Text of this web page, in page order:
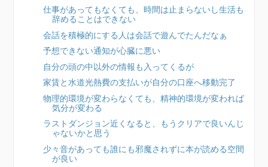
仕事があってもなくても、時間は止まらないし生活も
辞めることはできない
会話を積極的にする人は会話で遊んでたんだなぁ
予想できない通知が心臓に悪い
自分の頭の中以外の情報も入ってくるが
家賃と水道光熱費の支払いが自分の口座へ移動完了
物理的環境が変わらなくても、精神的環境が変われば
気分が変わる
ラストダンジョン近くなると、もうクリアで良いんじ
ゃないかと思う
少々音があっても誰にも邪魔されずに本が読める空間
が良い